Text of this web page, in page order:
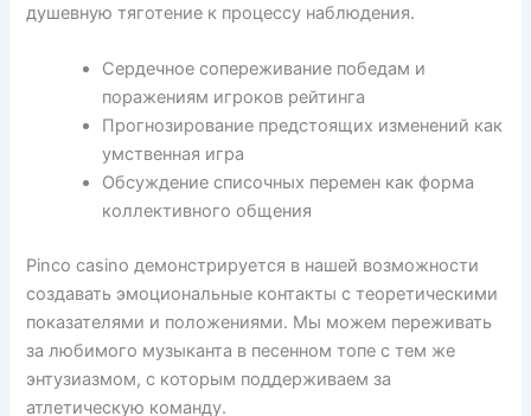
душевную тяготение к процессу наблюдения.
Сердечное сопереживание победам и
поражениям игроков рейтинга
Прогнозирование предстоящих изменений как
умственная игра
Обсуждение списочных перемен как форма
коллективного общения
Pinco casino демонстрируется в нашей возможности
создавать эмоциональные контакты с теоретическими
показателями и положениями. Мы можем переживать
за любимого музыканта в песенном топе с тем же
энтузиазмом, с которым поддерживаем за
атлетическую команду.